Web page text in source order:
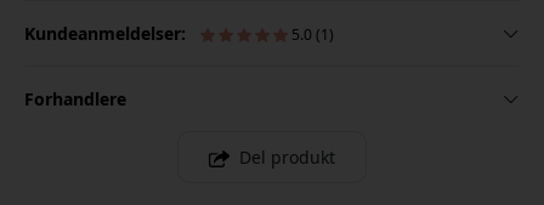
Kundeanmeldelser: 5.0 (1)
Forhandlere
Del produkt